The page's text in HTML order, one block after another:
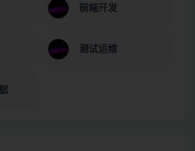
前端开发
测试运维